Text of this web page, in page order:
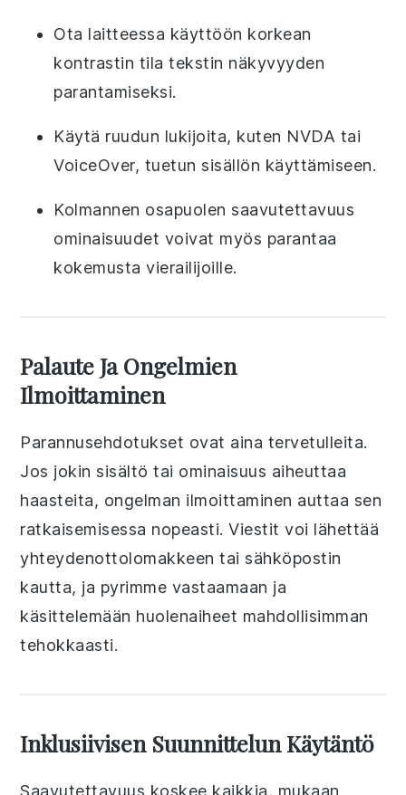
Ota laitteessa käyttöön korkean
kontrastin tila tekstin näkyvyyden
parantamiseksi.
Käytä ruudun lukijoita, kuten NVDA tai
VoiceOver, tuetun sisällön käyttämiseen.
Kolmannen osapuolen saavutettavuus
ominaisuudet voivat myös parantaa
kokemusta vierailijoille.
Palaute Ja Ongelmien
Ilmoittaminen
Parannusehdotukset ovat aina tervetulleita.
Jos jokin sisältö tai ominaisuus aiheuttaa
haasteita, ongelman ilmoittaminen auttaa sen
ratkaisemisessa nopeasti. Viestit voi lähettää
yhteydenottolomakkeen tai sähköpostin
kautta, ja pyrimme vastaamaan ja
käsittelemään huolenaiheet mahdollisimman
tehokkaasti.
Inklusiivisen Suunnittelun Käytäntö
Saavutettavuus koskee kaikkia, mukaan